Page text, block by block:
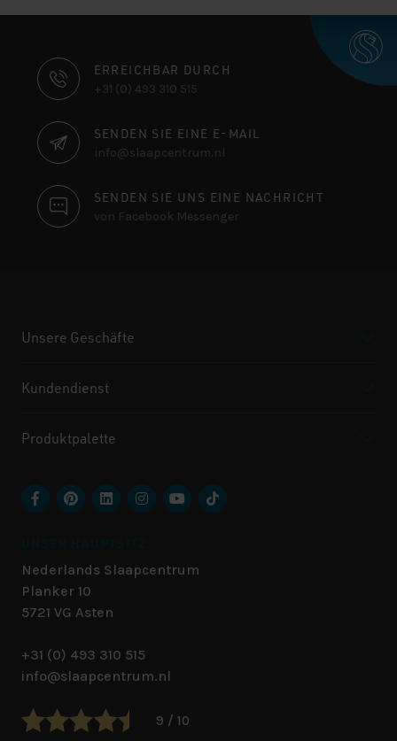
KONTAKTINFORMATIONEN
ERREICHBAR DURCH
+31 (0) 493 310 515
SENDEN SIE EINE E-MAIL
info@slaapcentrum.nl
SENDEN SIE UNS EINE NACHRICHT
von Facebook Messenger
Unsere Geschäfte
Kundendienst
Produktpalette
Nederlands Slaapcentrum
Planker 10
5721 VG Asten
+31 (0) 493 310 515
info@slaapcentrum.nl
9 / 10